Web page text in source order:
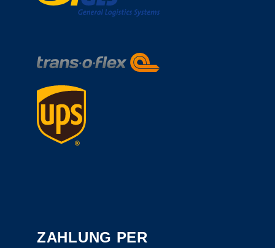
ZAHLUNG PER